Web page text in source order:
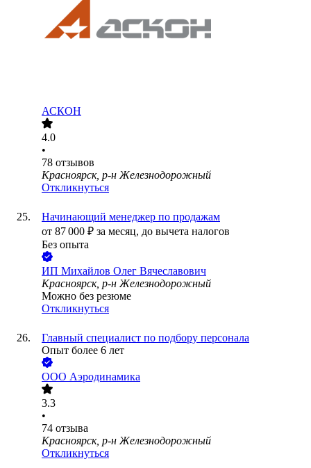
АСКОН
4.0
•
78 отзывов
Красноярск, р-н Железнодорожный
Откликнуться
Начинающий менеджер по продажам
от 87 000 ₽ за месяц, до вычета налогов
Без опыта
ИП Михайлов Олег Вячеславович
Красноярск, р-н Железнодорожный
Можно без резюме
Откликнуться
Главный специалист по подбору персонала
Опыт более 6 лет
ООО Аэродинамика
3.3
•
74 отзыва
Красноярск, р-н Железнодорожный
Откликнуться